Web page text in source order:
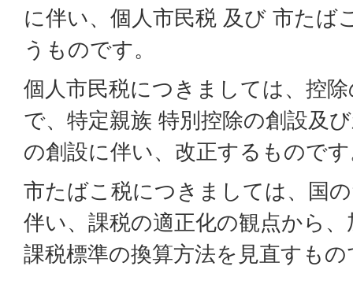
に伴い、個人市民税 及び 市たば
うものです。
個人市民税につきましては、控
で、特定親族 特別控除の創設及
の創設に伴い、改正するもので
市たばこ税につきましては、国
伴い、課税の適正化の観点から
課税標準の換算方法を見直すも